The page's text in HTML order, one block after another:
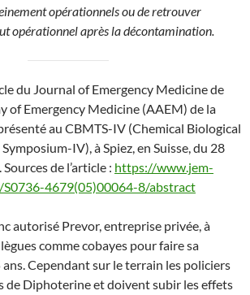
opérationnels ou de retrouver
opérationnel après la décontamination.
du Journal of Emergency Medicine de
of Emergency Medicine (AAEM) de la
au CBMTS-IV (Chemical Biological
IV), à Spiez, en Suisse, du 28
de l’article : https://www.jem-
4679(05)00064-8/abstract
autorisé Prevor, entreprise privée, à
comme cobayes pour faire sa
Cependant sur le terrain les policiers
de Diphoterine et doivent subir les effets